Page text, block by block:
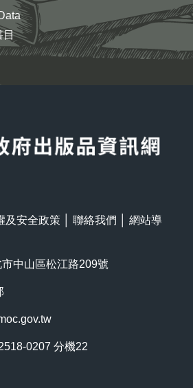
目
及安全政策 聯絡我們
網站導
中山區松江路209號
0207 分機22